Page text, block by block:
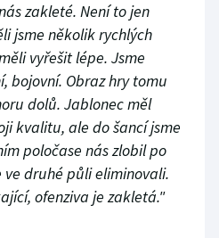
zakleté. Není to jen
jsme několik rychlých
vyřešit lépe. Jsme
bojovní. Obraz hry tomu
dolů. Jablonec měl
kvalitu, ale do šancí jsme
poločase nás zlobil po
druhé půli eliminovali.
ofenziva je zakletá."